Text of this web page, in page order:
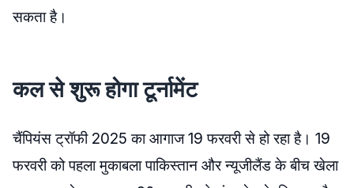
सकता है।
कल से शुरू होगा टूर्नामेंट
चैंपियंस ट्रॉफी 2025 का आगाज 19 फरवरी से हो रहा है। 19
फरवरी को पहला मुकाबला पाकिस्तान और न्यूजीलैंड के बीच खेला